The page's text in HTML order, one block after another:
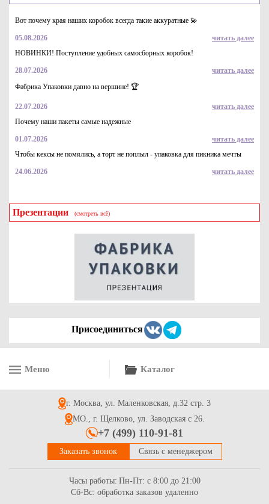
Гофрокороб 500*500*400 (100 л) для переезда из 3-х
слойного гофрокартона бур/бур
101 Купить
Гофрокороб 600*400*400 (96 л) 4-х клапанный бур/бур
Гофрокороб 230*110*110 (2,7 л) 4-х клапанная из 3-х
Вот почему края наших коробок всегда такие аккуратные 💫
05.08.2026
читать далее
НОВИНКИ! Поступление удобных самосборных коробок!
28.07.2026
читать далее
Фабрика Упаковки давно на вершине! 🏆
22.07.2026
читать далее
Почему наши пакеты самые надежные
01.07.2026
читать далее
Чтобы кексы не помялись, а торт не поплыл - упаковка для пикника мечты
24.06.2026 читать далее
Презентации (смотреть всё)
Присоединиться
Меню Каталог
г. Москва, ул. Маленковская, д.32 стр. 3
МО., г. Щелково, ул. Заводская с 26.
+7 (499) 110-91-81
Заказать звонок Связь с менеджером
Часы работы: Пн-Пт: с 8:00 до 21:00
Сб-Вс: обработка заказов удаленно